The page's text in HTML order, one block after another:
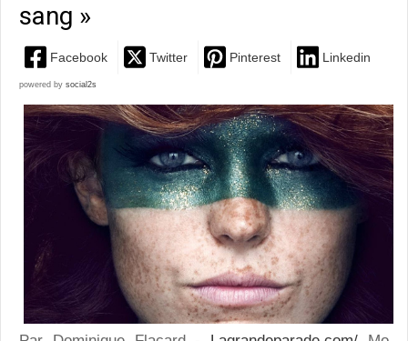
sang »
Facebook Twitter Pinterest Linkedin
powered by social2s